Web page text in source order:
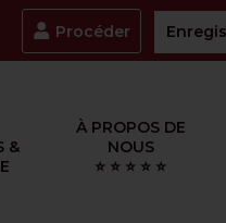
Procéder
&
À PROPOS DE
NOUS
⭐ ⭐ ⭐ ⭐ ⭐